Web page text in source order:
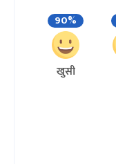
90%
खुसी